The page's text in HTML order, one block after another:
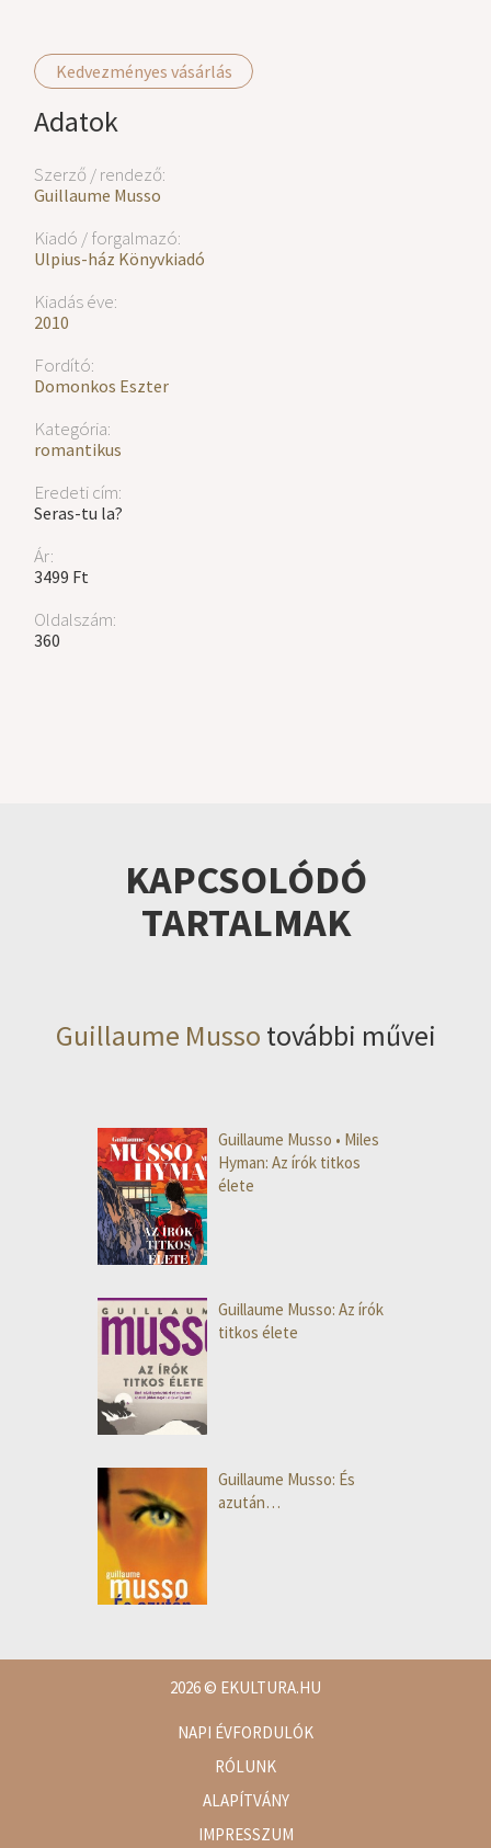
Kedvezményes vásárlás
Adatok
Szerző / rendező:
Guillaume Musso
Kiadó / forgalmazó:
Ulpius-ház Könyvkiadó
Kiadás éve:
2010
Fordító:
Domonkos Eszter
Kategória:
romantikus
Eredeti cím:
Seras-tu la?
Ár:
3499 Ft
Oldalszám:
360
KAPCSOLÓDÓ
TARTALMAK
Guillaume Musso további művei
Guillaume Musso • Miles
Hyman: Az írók titkos
élete
Guillaume Musso: Az ​írók
titkos élete
Guillaume Musso: És
azután…
2026© EKULTURA.HU
NAPI ÉVFORDULÓK
RÓLUNK
ALAPÍTVÁNY
IMPRESSZUM